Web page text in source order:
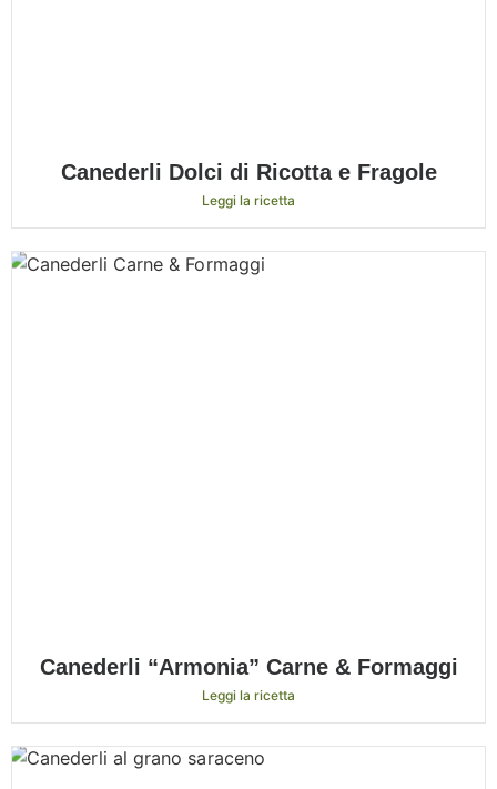
Canederli Dolci di Ricotta e Fragole
Leggi la ricetta
Canederli “Armonia” Carne & Formaggi
Leggi la ricetta